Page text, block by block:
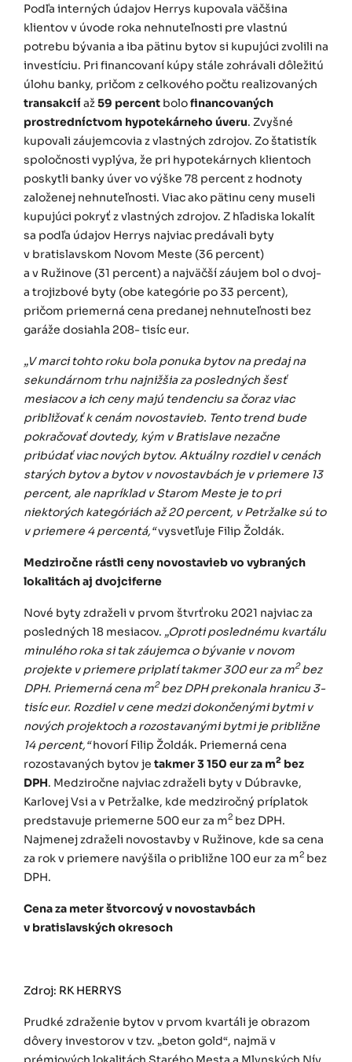
Podľa interných údajov Herrys kupovala väčšina
klientov v úvode roka nehnuteľnosti pre vlastnú
potrebu bývania a iba pätinu bytov si kupujúci zvolili na
investíciu. Pri financovaní kúpy stále zohrávali dôležitú
úlohu banky, pričom z celkového počtu realizovaných
transakciíaž59 percent bolofinancovaných
prostredníctvom hypotekárneho úveru. Zvyšné
kupovali záujemcovia z vlastných zdrojov. Zo štatistík
spoločnosti vyplýva, že pri hypotekárnych klientoch
poskytli banky úver vo výške 78 percent z hodnoty
založenej nehnuteľnosti. Viac ako pätinu ceny museli
kupujúci pokryť z vlastných zdrojov. Z hľadiska lokalít
sa podľa údajov Herrys najviac predávali byty
v bratislavskom Novom Meste (36 percent)
a v Ružinove (31 percent) a najväčší záujem bol o dvoj-
a trojizbové byty (obe kategórie po 33 percent),
pričom priemerná cena predanej nehnuteľnosti bez
garáže dosiahla 208- tisíc eur.
„V marci tohto roku bola ponuka bytov na predaj na
sekundárnom trhu najnižšia za posledných šesť
mesiacov a ich ceny majú tendenciu sa čoraz viac
približovať k cenám novostavieb. Tento trend bude
pokračovať dovtedy, kým v Bratislave nezačne
pribúdať viac nových bytov. Aktuálny rozdiel v cenách
starých bytov a bytov v novostavbách je v priemere 13
percent, ale napríklad v Starom Meste je to pri
niektorých kategóriách až 20 percent, v Petržalke sú to
v priemere 4 percentá,“vysvetľuje Filip Žoldák.
Medziročne rástli ceny novostavieb vo vybraných
lokalitách aj dvojciferne
Nové byty zdraželi v prvom štvrťroku 2021 najviac za
posledných 18 mesiacov. „Oproti poslednému kvartálu
minulého roka si tak záujemca o bývanie v novom
projekte v priemere priplatí takmer 300 eur za m2bez
DPH. Priemerná cena m2bez DPH prekonala hranicu 3-
tisíc eur. Rozdiel v cene medzi dokončenými bytmi v
nových projektoch a rozostavanými bytmi je približne
14 percent,“hovorí Filip Žoldák. Priemerná cena
rozostavaných bytov je takmer 3 150 eur za m2 bez
DPH. Medziročne najviac zdraželi byty v Dúbravke,
Karlovej Vsi a v Petržalke, kde medziročný príplatok
predstavuje priemerne 500 eur za m2 bez DPH.
Najmenej zdraželi novostavby v Ružinove, kde sa cena
za rok v priemere navýšila o približne 100 eur za m2 bez
DPH.
Cena za meter štvorcový v novostavbách
v bratislavských okresoch
Zdroj: RK HERRYS
Prudké zdraženie bytov v prvom kvartáli je obrazom
dôvery investorov v tzv. „beton gold“, najmä v